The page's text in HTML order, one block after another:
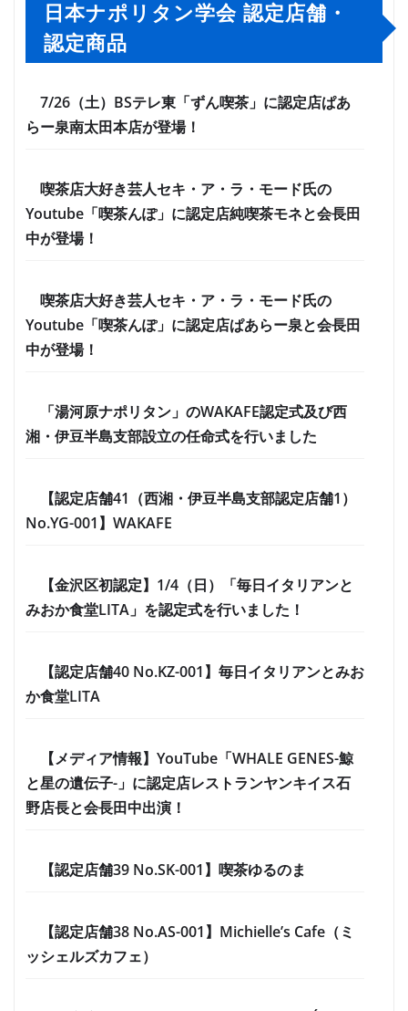
日本ナポリタン学会 認定店舗・
認定商品
7/26（土）BSテレ東「ずん喫茶」に認定店ぱあ
らー泉南太田本店が登場！
喫茶店大好き芸人セキ・ア・ラ・モード氏の
Youtube「喫茶んぽ」に認定店純喫茶モネと会長田
中が登場！
喫茶店大好き芸人セキ・ア・ラ・モード氏の
Youtube「喫茶んぽ」に認定店ぱあらー泉と会長田
中が登場！
「湯河原ナポリタン」のWAKAFE認定式及び西
湘・伊豆半島支部設立の任命式を行いました
【認定店舗41（西湘・伊豆半島支部認定店舗1）
No.YG-001】WAKAFE
【金沢区初認定】1/4（日）「毎日イタリアンと
みおか食堂LITA」を認定式を行いました！
【認定店舗40 No.KZ-001】毎日イタリアンとみお
か食堂LITA
【メディア情報】YouTube「WHALE GENES-鯨
と星の遺伝子-」に認定店レストランヤンキイス石
野店長と会長田中出演！
【認定店舗39 No.SK-001】喫茶ゆるのま
【認定店舗38 No.AS-001】Michielle’s Cafe（ミ
ッシェルズカフェ）